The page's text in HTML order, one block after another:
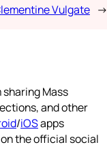
Vulgate →
Mass
and other
/iOSapps
the official social